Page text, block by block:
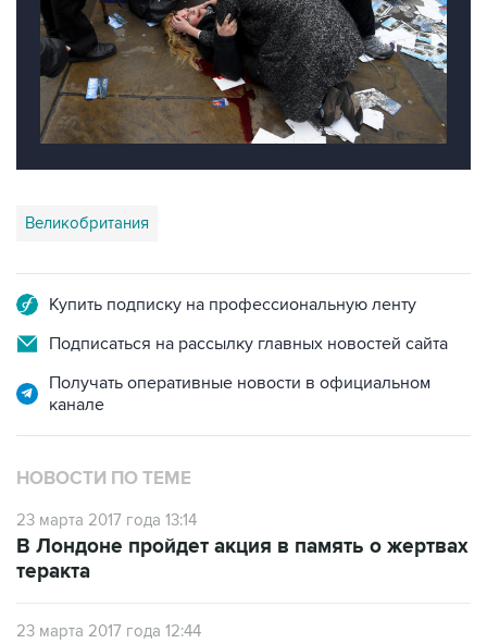
Великобритания
Купить подписку на профессиональную ленту
Подписаться на рассылку главных новостей сайта
Получать оперативные новости в официальном
канале
НОВОСТИ ПО ТЕМЕ
23 марта 2017 года 13:14
В Лондоне пройдет акция в память о жертвах
теракта
23 марта 2017 года 12:44